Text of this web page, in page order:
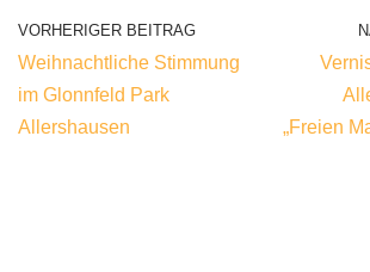
VORHERIGER BEITRAG
Weihnachtliche Stimmung
im Glonnfeld Park
Allershausen
„Freien